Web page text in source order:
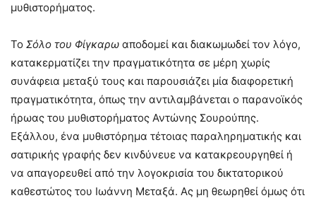
μυθιστορήματος.
Το Σόλο του Φίγκαρω αποδομεί και διακωμωδεί τον λόγο,
κατακερματίζει την πραγματικότητα σε μέρη χωρίς
συνάφεια μεταξύ τους και παρουσιάζει μία διαφορετική
πραγματικότητα, όπως την αντιλαμβάνεται ο παρανοϊκός
ήρωας του μυθιστορήματος Αντώνης Σουρούπης.
Εξάλλου, ένα μυθιστόρημα τέτοιας παραληρηματικής και
σατιρικής γραφής δεν κινδύνευε να κατακρεουργηθεί ή
να απαγορευθεί από την λογοκρισία του δικτατορικού
καθεστώτος του Ιωάννη Μεταξά. Ας μη θεωρηθεί όμως ότι